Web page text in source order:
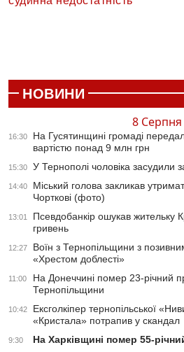
НОВИНИ
8 Серпня
16:30
На Гусятинщині громаді
вартістю понад 9 млн грн
15:30 У Тернополі чоловіка засудили
14:40
Міський голова закликав
Чорткові (фото)
13:01
Псевдобанкір ошукав жительку
гривень
12:27
Воїн з Тернопільщини з
«Хрестом доблесті»
11:00
На Донеччині помер 23-річний
Тернопільщини
10:42
Ексголкіпер тернопільської
«Кристала» потрапив у скандал
9:30 На Харківщині помер 55-